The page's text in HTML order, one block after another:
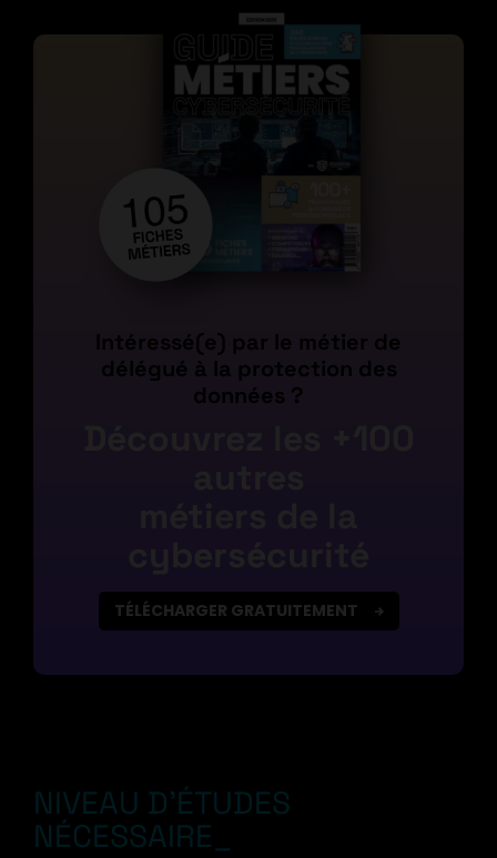
Intéressé(e) par le métier de
délégué à la protection des
données ?
TÉLÉCHARGER GRATUITEMENT
NIVEAU D’ÉTUDES
NÉCESSAIRE